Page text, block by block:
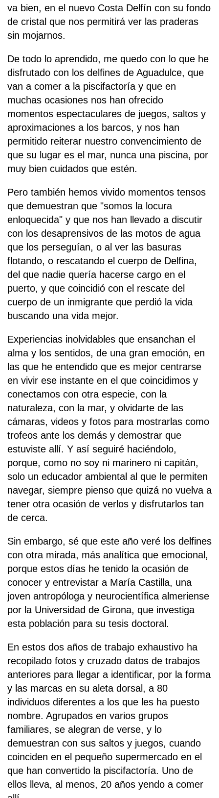
va bien, en el nuevo Costa Delfín con su fondo
de cristal que nos permitirá ver las praderas
sin mojarnos.
De todo lo aprendido, me quedo con lo que he
disfrutado con los delfines de Aguadulce, que
van a comer a la piscifactoría y que en
muchas ocasiones nos han ofrecido
momentos espectaculares de juegos, saltos y
aproximaciones a los barcos, y nos han
permitido reiterar nuestro convencimiento de
que su lugar es el mar, nunca una piscina, por
muy bien cuidados que estén.
Pero también hemos vivido momentos tensos
que demuestran que "somos la locura
enloquecida" y que nos han llevado a discutir
con los desaprensivos de las motos de agua
que los perseguían, o al ver las basuras
flotando, o rescatando el cuerpo de Delfina,
del que nadie quería hacerse cargo en el
puerto, y que coincidió con el rescate del
cuerpo de un inmigrante que perdió la vida
buscando una vida mejor.
Experiencias inolvidables que ensanchan el
alma y los sentidos, de una gran emoción, en
las que he entendido que es mejor centrarse
en vivir ese instante en el que coincidimos y
conectamos con otra especie, con la
naturaleza, con la mar, y olvidarte de las
cámaras, videos y fotos para mostrarlas como
trofeos ante los demás y demostrar que
estuviste allí. Y así seguiré haciéndolo,
porque, como no soy ni marinero ni capitán,
solo un educador ambiental al que le permiten
navegar, siempre pienso que quizá no vuelva a
tener otra ocasión de verlos y disfrutarlos tan
de cerca.
Sin embargo, sé que este año veré los delfines
con otra mirada, más analítica que emocional,
porque estos días he tenido la ocasión de
conocer y entrevistar a María Castilla, una
joven antropóloga y neurocientífica almeriense
por la Universidad de Girona, que investiga
esta población para su tesis doctoral.
En estos dos años de trabajo exhaustivo ha
recopilado fotos y cruzado datos de trabajos
anteriores para llegar a identificar, por la forma
y las marcas en su aleta dorsal, a 80
individuos diferentes a los que les ha puesto
nombre. Agrupados en varios grupos
familiares, se alegran de verse, y lo
demuestran con sus saltos y juegos, cuando
coinciden en el pequeño supermercado en el
que han convertido la piscifactoría. Uno de
ellos lleva, al menos, 20 años yendo a comer